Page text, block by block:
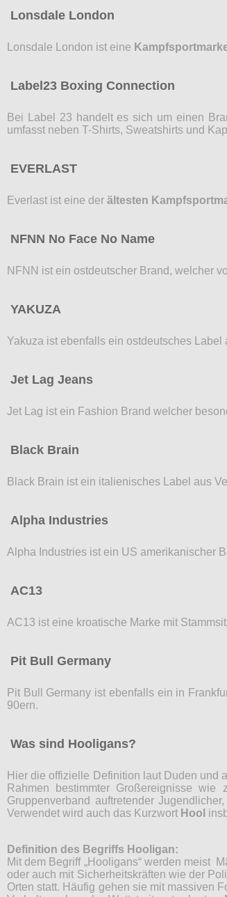
Lonsdale London
Lonsdale London ist eine
Label23 Boxing Connection
Bei Label 23 handelt es sich um einen
umfasst neben T-Shirts, Sweatshirts und
EVERLAST
Everlast ist eine der ältesten
NFNN No Face No Name
NFNN ist ein ostdeutscher Brand, welcher
YAKUZA
Yakuza ist ebenfalls ein ostdeutsches
Jet Lag Jeans
Jet Lag ist ein Fashion Brand welcher
Black Brain
Black Brain ist ein italienisches Label aus
Alpha Industries
Alpha Industries ist ein US amerikanischer
AC13
AC13 ist eine kroatische Marke mit
Pit Bull Germany
Pit Bull Germany ist ebenfalls ein in
90ern.
Was sind Hooligans?
Hier die offizielle Definition laut Duden und
Rahmen bestimmter Großereignisse
Gruppenverband auftretender
Verwendet wird auch das Kurzwort Hool
Definition des Begriffs Hooligan:
Mit dem Begriff „Hooligans“ werden meist
oder auch mit Sicherheitskräften wie der
Orten statt. Häufig gehen sie mit massiven